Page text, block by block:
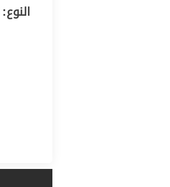
النوع: